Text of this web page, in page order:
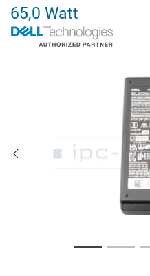
65,0 Watt